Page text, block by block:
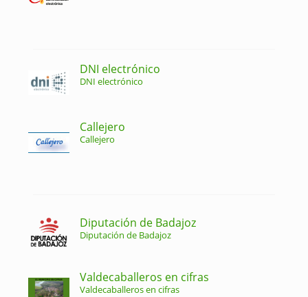
DNI electrónico
DNI electrónico
Callejero
Callejero
Diputación de Badajoz
Diputación de Badajoz
Valdecaballeros en cifras
Valdecaballeros en cifras